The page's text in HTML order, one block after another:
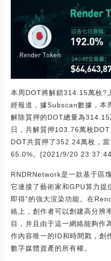
本周DOT將解鎖314.15萬枚?
經報道，據Subscan數據，本
解除質押的DOT總量為
日，共解質押103.76萬枚
DOT共質押了352.24萬枚，
65.0%。[2021/9/20
RNDRNetwork是一款基于區
它連接了藝術家和GPU算力提
即得”的強大渲染功能。在
絡上，創作者可以創建高分辨
目，并且由于這一網絡能夠作
作內容唯一的ID和時間戳，創
數字媒體資產的所有權。